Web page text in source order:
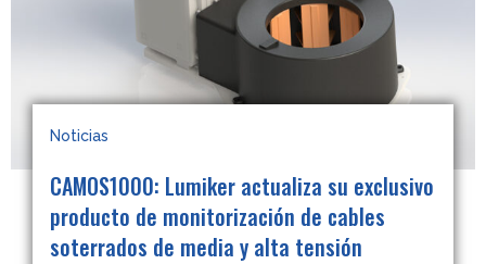
Noticias
CAMOS1000: Lumiker actualiza su exclusivo
producto de monitorización de cables
soterrados de media y alta tensión